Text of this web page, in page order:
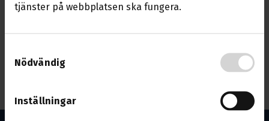
tjänster på webbplatsen ska fungera.
Nödvändig
Inställningar
Vi sänder live i podden från Västernorrland
Klicka på länken nedan för att lyssna!
Till livesändningen